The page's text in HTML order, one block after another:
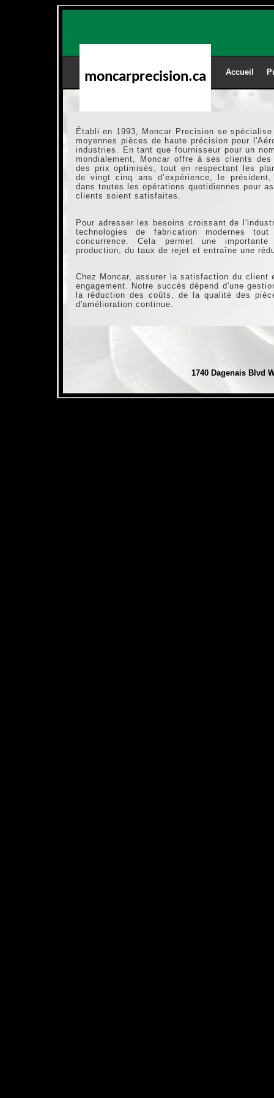
1740 Dagenais Blvd
Établi en 1993, Moncar Precision se
moyennes pièces de haute précision pour
industries. En tant que fournisseur pour un
mondialement, Moncar offre à ses clients
des prix optimisés, tout en respectant les
de vingt cinq ans d’expérience, le
dans toutes les opérations quotidiennes pour
clients soient satisfaites.
Pour adresser les besoins croissant de
technologies de fabrication modernes
concurrence. Cela permet une
production, du taux de rejet et entraîne une
Chez Moncar, assurer la satisfaction du client
engagement. Notre succès dépend d'une
la réduction des coûts, de la qualité des
d'amélioration continue.
moncarprecision.ca Accueil